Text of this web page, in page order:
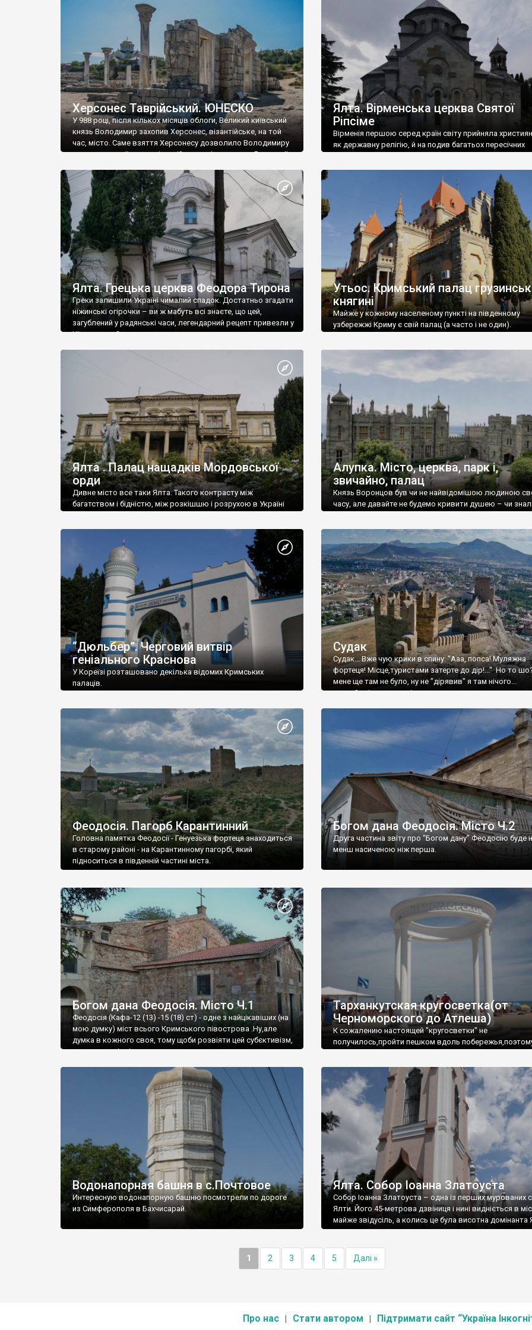
візантійської доби. Раритети викрадені з фондів об’єкту
культурної спадщини ЮНЕСКО «Херсонеса Таврійського».
Офіційно – на виставку «Золото Візантії», але експерти та
влада в Україні вважають це лише […]
називаються «повстяками» (postaki)…” “Вино. Крим
виробляє відмінне вино і його вдосталь: воно все
легке біле і дуже […]
Херсонес Таврійський. ЮНЕСКО
У 988 році, після кількох місяців облоги, Великий київський
князь Володимир захопив Херсонес, візантійське, на той
час, місто. Саме взяття Херсонесу дозволило Володимиру
диктувати свої умови візантійському імператору Василю ІІ,
Херсонесі Володимир-язичник, став Василем-
християнином. А потім було Хрещення Русі. На честь
Херсонесу Таврійського названо місто […]
Ялта. Вірменська церква Святої
Ріпсіме
Вірменія першою серед країн світу прийняла
як державну релігію, й на подив багатьох пересічних
Ялта. Грецька церква Феодора Тирона
Греки залишили Україні чималий спадок. Достатньо згадати
ніжинські огірочки – ви ж мабуть всі знаєте, що цей,
загублений у радянські часи, легендарний рецепт привезли у
Ніжин греки?
Утьос. Кримський палац
княгині
Майже у кожному населеному пункті на південному
узбережжі Криму є свій палац (а часто і не один).
Ялта . Палац нащадків Мордовської
орди
Дивне місто все таки Ялта. Такого контрасту між
багатством і бідністю, між розкішшю і розрухою в Україні
Алупка. Місто, церква, парк і,
звичайно, палац
Князь Воронцов був чи не найвідомішою людиною
часу, але давайте не будемо кривити душею – чи
“Дюльбер”. Черговий витвір
геніального Краснова
У Кореїзі розташовано декілька відомих Кримських
палаців.
Судак
Судак... Вже чую крики в спину: "Ааа, попса! Муляжна
фортеця! Місце,туристами затерте до дір!..." Но то
мене ще там не було, ну не "дірявив" я там нічого...
принаймні до цього літа.
Феодосія. Пагорб Карантинний
Головна памятка Феодосії - Генуезька фортеця знаходиться
в старому районі - на Карантинному пагорбі, який
підноситься в південній частині міста.
Богом дана Феодосія. Місто Ч.2
Друга частина звіту про "Богом дану" Феодосію буде
менш насиченою ніж перша.
Богом дана Феодосія. Місто Ч.1
Феодосія (Кафа-12 (13) -15 (18) ст) - одне з найцікавіших (на
мою думку) міст всього Кримського півострова .Ну,але
думка в кожного своя, тому щоби розвіяти цей субєктивізм,
запрошую відвідати це
Тарханкутская кругосветка(от
Черноморского до Атлеша)
К сожалению настоящей "кругосветки" не
получилось,пройти пешком вдоль
Водонапорная башня в с.Почтовое
Интересную водонапорную башню посмотрели по дороге
из Симферополя в Бахчисарай.
Ялта. Собор Іоанна Златоуста
Собор Іоанна Златоуста – одна із перших мурованих
Ялти. Його 45-метрова дзвіниця і нині видніється в
майже звідусіль, а колись це була висотна домінанта
1 2 3 4 5 Далі »
Про нас Стати автором Підтримати сайт “Україна